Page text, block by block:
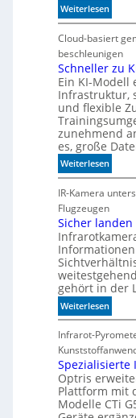
Weiterlesen:
W
e
n
n
d
i
e
K
I
m
i
t
d
e
n
k
t
Cloud-basiert
beschleunigen
Schneller zu
Ein KI-Modell
Infrastruktur,
und flexible
zunehmend
es, große
Weiterlesen:
S
c
h
n
e
l
l
e
r
z
u
K
I
-
M
o
d
IR-Kamera
Flugzeugen
Sicher landen
gehört in der
Weiterlesen:
S
i
c
h
e
r
l
Infrarot-
Spezialisierte
Optris
Plattform mit
Modelle CTi